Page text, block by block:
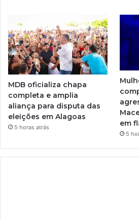
MDB oficializa chapa
completa e amplia
aliança para disputa das
eleições em Alagoas
5 horas atrás
em
5